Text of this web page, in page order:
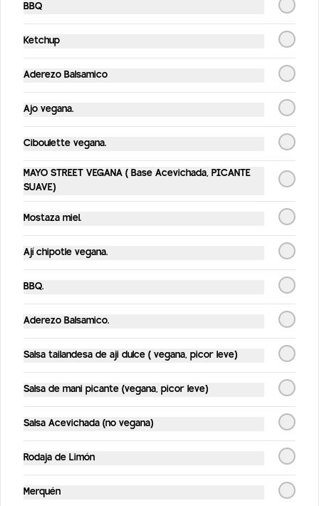
en cubos bañado en salsa sweet chilli,
$8.490
Kombuchas
Bebida probiótica hecha a partir de té
orgánico fermentado. Sabor jengibre
Bebida probiótica hecha a partir de té
orgánico fermentado. Sabor maracuyá
$4.190
Kombucha hibiscos frambuesa
Bebida probiótica hecha a partir de té
BBQ
Ketchup
Aderezo Balsamico
Ajo vegana.
Ciboulette vegana.
MAYO STREET VEGANA ( Base Acevichada, PICANTE
SUAVE)
Mostaza miel.
Ají chipotle vegana.
BBQ.
Aderezo Balsamico.
Salsa tailandesa de aji dulce ( vegana, picor leve)
Salsa de mani picante (vegana, picor leve)
Salsa Acevichada (no vegana)
Rodaja de Limón
Merquén